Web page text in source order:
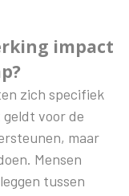
impact
zich specifiek
geldt voor de
maar
Mensen
tussen